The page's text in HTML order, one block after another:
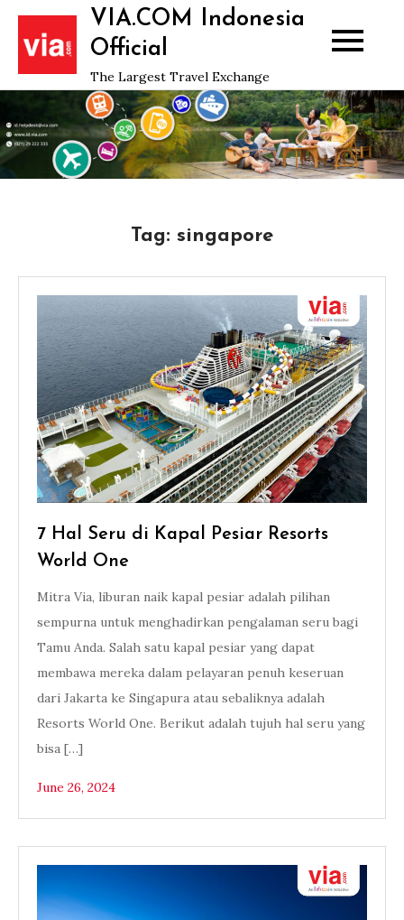
Skip
content
VIA.COM Indonesia
Official
The Largest Travel Exchange
Tag: singapore
7 Hal Seru di Kapal Pesiar Resorts
World One
Mitra Via, liburan naik kapal pesiar adalah pilihan
sempurna untuk menghadirkan pengalaman seru bagi
Tamu Anda. Salah satu kapal pesiar yang dapat
membawa mereka dalam pelayaran penuh keseruan
dari Jakarta ke Singapura atau sebaliknya adalah
Resorts World One. Berikut adalah tujuh hal seru yang
bisa […]
June 26, 2024